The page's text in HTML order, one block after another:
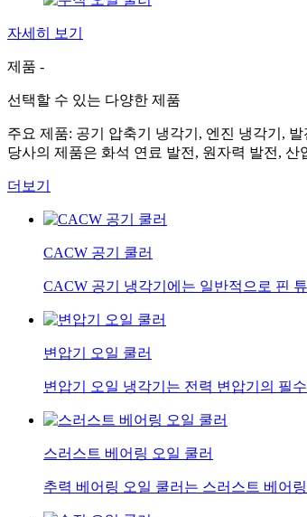
자세히 보기
제품 -
선택할 수 있는 다양한 제품
주요 제품: 공기 압축기 냉각기, 엔진 냉각기,
당사의 제품은 화석 연료 발전, 원자력 발전,
더보기
CACW 공기 쿨러
CACW 공기 냉각기에는 일반적으로 핀
변압기 오일 쿨러
변압기 오일 냉각기는 전력 변압기의 필
스러스트 베어링 오일 쿨러
추력 베어링 오일 쿨러는 스러스트 베어